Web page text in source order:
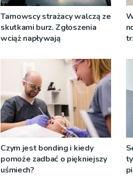
Tarnowscy strażacy walczą ze
skutkami burz. Zgłoszenia
wciąż napływają
Czym jest bonding i kiedy
pomoże zadbać o piękniejszy
uśmiech?